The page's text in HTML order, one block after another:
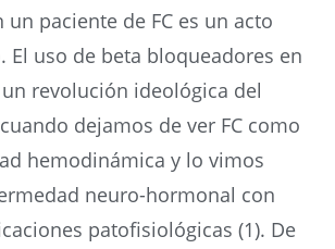
paciente de FC es un acto
El uso de beta bloqueadores en
revolución ideológica del
dejamos de ver FC como
hemodinámica y lo vimos
neuro-hormonal con
patofisiológicas (1). De